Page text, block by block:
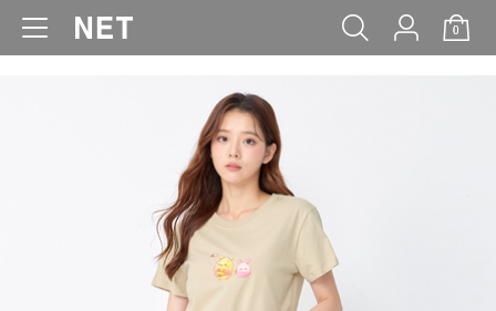
0
WOMEN MEN KIDS BABY